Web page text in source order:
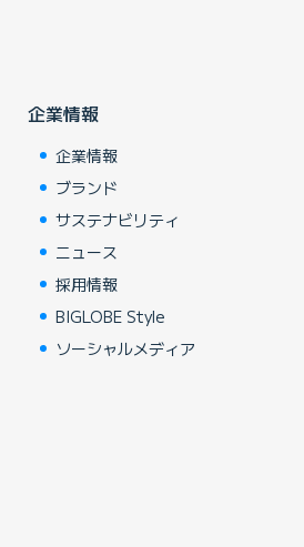
企業情報
企業情報
ブランド
サステナビリティ
ニュース
採用情報
BIGLOBE Style
ソーシャルメディア